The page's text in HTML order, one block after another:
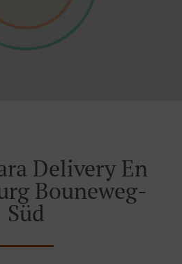
Delivery En
Bouneweg-
Süd